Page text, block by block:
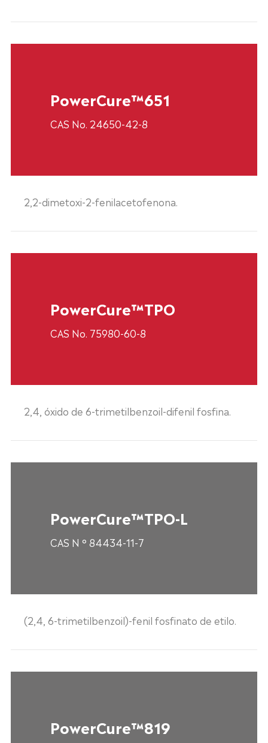
PowerCure™651
CAS No. 24650-42-8
2,2-dimetoxi-2-fenilacetofenona.
PowerCure™TPO
CAS No. 75980-60-8
2,4, óxido de 6-trimetilbenzoil-difenil fosfina.
PowerCure™TPO-L
CAS N ° 84434-11-7
(2,4, 6-trimetilbenzoil)-fenil fosfinato de etilo.
PowerCure™819